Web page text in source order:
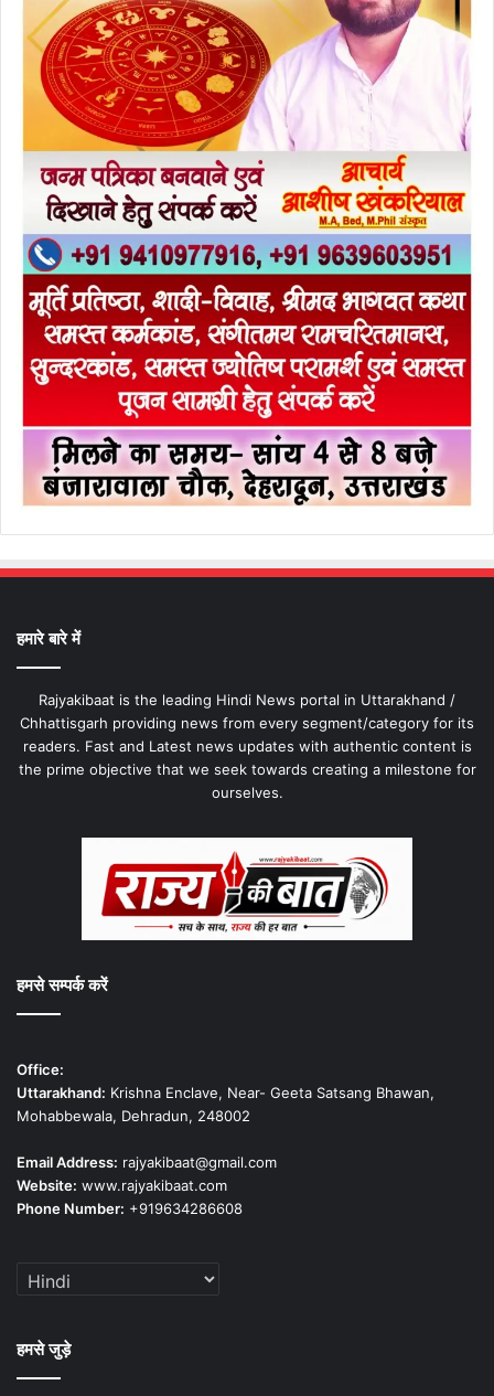
हमारे बारे में
Rajyakibaat is the leading Hindi News portal in Uttarakhand /
Chhattisgarh providing news from every segment/category for its
readers. Fast and Latest news updates with authentic content is
the prime objective that we seek towards creating a milestone for
ourselves.
हमसे सम्पर्क करें
Office:
Uttarakhand: Krishna Enclave, Near- Geeta Satsang Bhawan,
Mohabbewala, Dehradun, 248002
Email Address: rajyakibaat@gmail.com
Website: www.rajyakibaat.com
Phone Number: +919634286608
हमसे जुड़े